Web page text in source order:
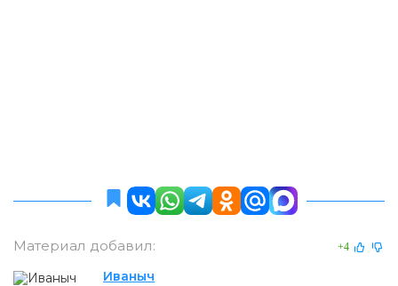
Материал добавил: +4
Иваныч